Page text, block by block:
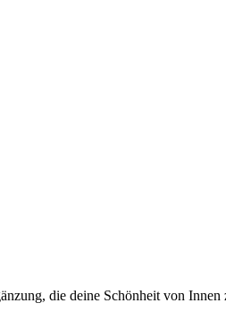
die deine Schönheit von